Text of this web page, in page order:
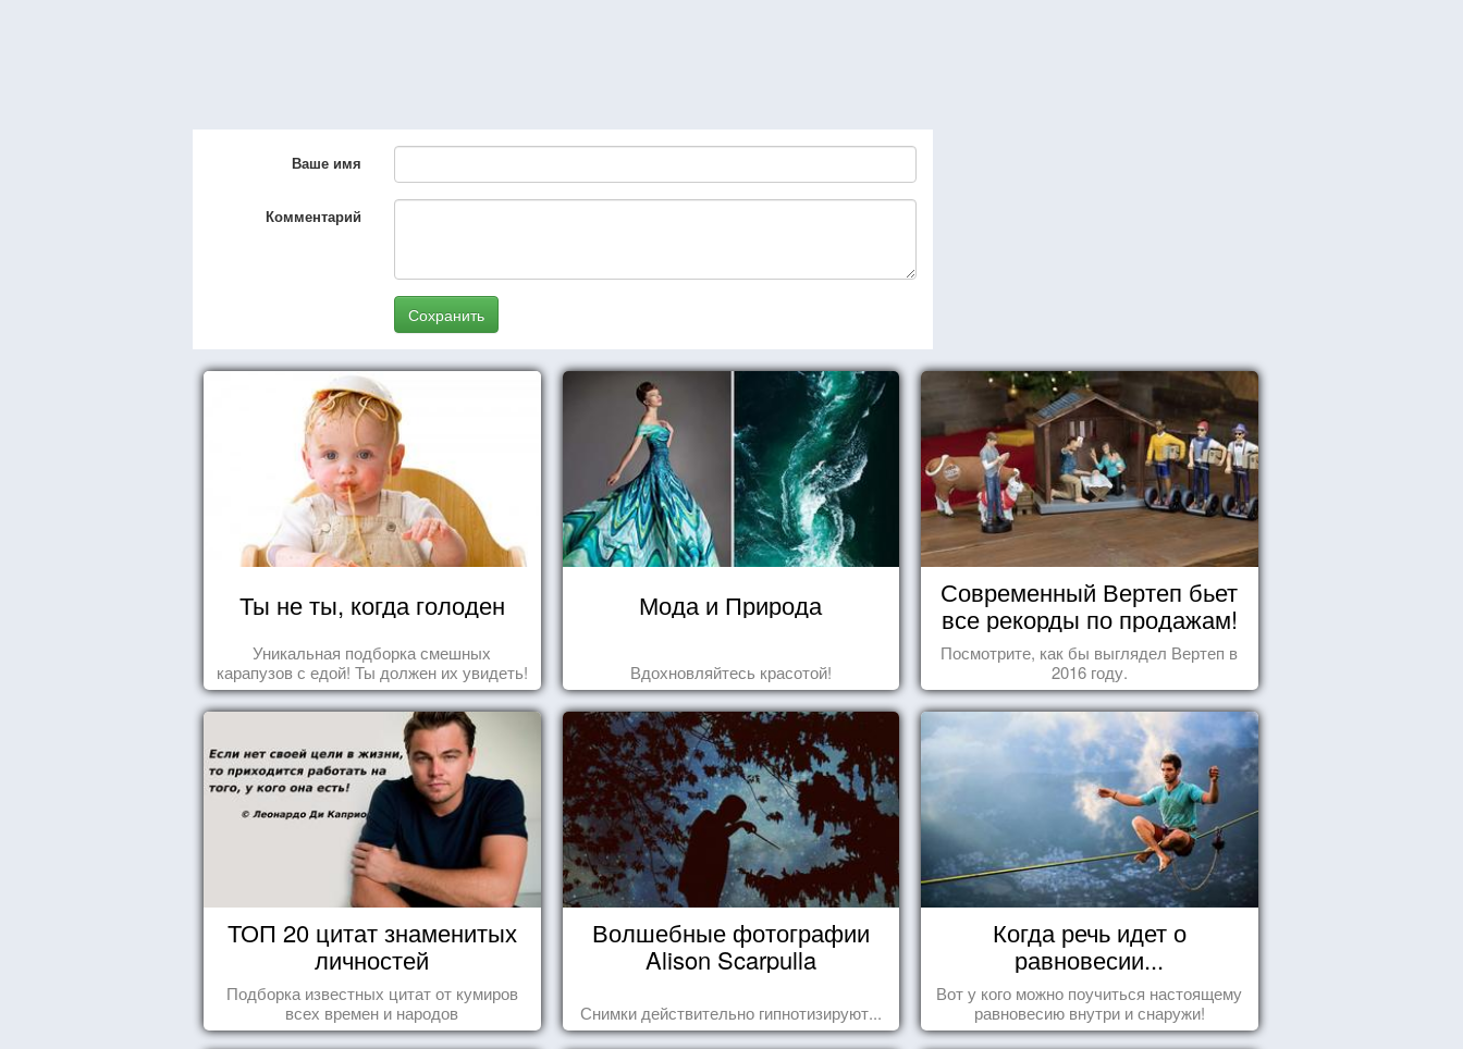
Ваше имя
Комментарий
Сохранить
Ты не ты, когда голоден
Уникальная подборка смешных
карапузов с едой! Ты должен их увидеть!
Мода и Природа
Вдохновляйтесь красотой!
Современный Вертеп бьет
все рекорды по продажам!
Посмотрите, как бы выглядел Вертеп в
2016 году.
ТОП 20 цитат знаменитых
личностей
Подборка известных цитат от кумиров
всех времен и народов
Волшебные фотографии
Alison Scarpulla
Снимки действительно гипнотизируют...
Когда речь идет о
равновесии...
Вот у кого можно поучиться настоящему
равновесию внутри и снаружи!